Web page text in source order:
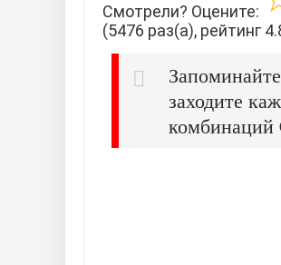
Смотрели? Оцените:
(5476 раз(а), рейтинг
заходите
комбинаций